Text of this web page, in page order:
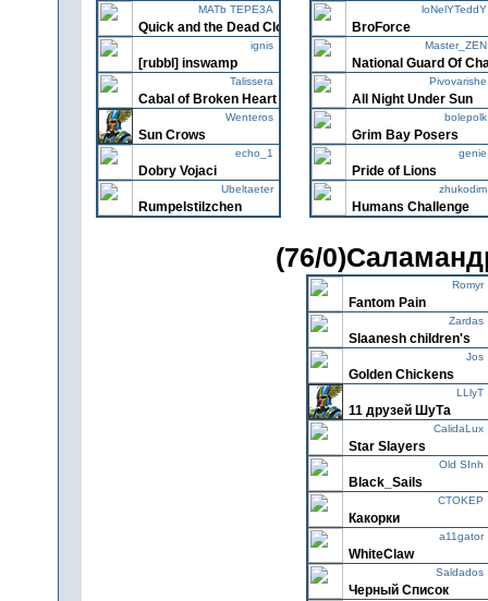
MATb TEPE3A
Quick and the Dead Clowns
ignis
[rubbl] inswamp
Talissera
Cabal of Broken Heart
Wenteros
Sun Crows
echo_1
Dobry Vojaci
Ubeltaeter
Rumpelstilzchen
loNelYTeddY
BroForce
Master_ZEN
National Guard Of
Pivovarishe
All Night Under Sun
bolepolk
Grim Bay Posers
genie
Pride of Lions
zhukodim
Humans Challenge
(76/
Romyr
Fantom Pain
Zardas
Slaanesh children's
Jos
Golden Chickens
LLlyT
11 друзей ШуТа
CalidaLux
Star Slayers
Old SInh
Black_Sails
CTOKEP
Какорки
a11gator
WhiteClaw
Saldados
Черный Cписок